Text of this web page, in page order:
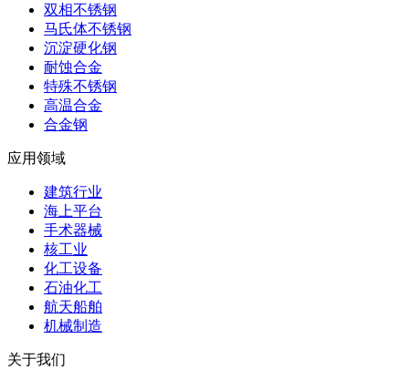
双相不锈钢
马氏体不锈钢
沉淀硬化钢
耐蚀合金
特殊不锈钢
高温合金
合金钢
应用领域
建筑行业
海上平台
手术器械
核工业
化工设备
石油化工
航天船舶
机械制造
关于我们